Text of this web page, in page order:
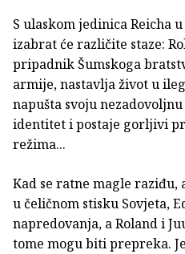
S ulaskom jedinica Reicha
izabrat će različite staze:
pripadnik Šumskoga
armije, nastavlja život u
napušta svoju
identitet i postaje gorljivi
režima...
Kad se ratne magle raziđu,
u čeličnom stisku Sovjeta,
napredovanja, a Roland i
tome mogu biti prepreka.